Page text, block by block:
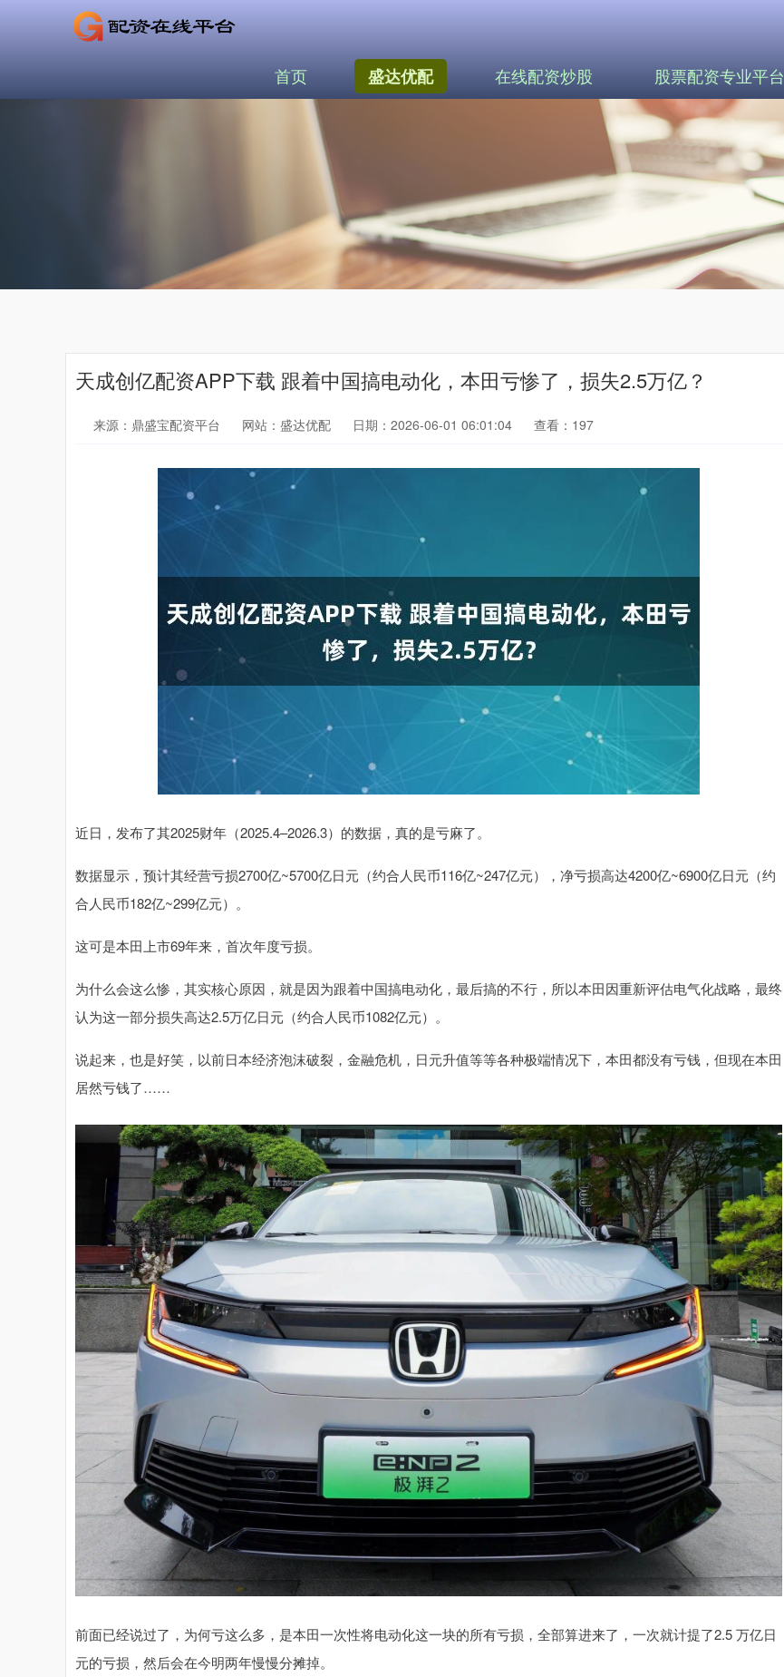
首页 盛达优配 在线配资炒股 股票配资专业平台
天成创亿配资APP下载 跟着中国搞电动化，本田亏惨了，损失2.5万亿？
来源：鼎盛宝配资平台 网站：盛达优配 日期：2026-06-01 06:01:04 查看：197
近日，发布了其2025财年（2025.4–2026.3）的数据，真的是亏麻了。
数据显示，预计其经营亏损2700亿~5700亿日元（约合人民币116亿~247亿元），净亏损高达4200亿~6900亿日元（约
合人民币182亿~299亿元）。
这可是本田上市69年来，首次年度亏损。
为什么会这么惨，其实核心原因，就是因为跟着中国搞电动化，最后搞的不行，所以本田因重新评估电气化战略，最终
认为这一部分损失高达2.5万亿日元（约合人民币1082亿元）。
说起来，也是好笑，以前日本经济泡沫破裂，金融危机，日元升值等等各种极端情况下，本田都没有亏钱，但现在本田
居然亏钱了……
前面已经说过了，为何亏这么多，是本田一次性将电动化这一块的所有亏损，全部算进来了，一次就计提了2.5 万亿日
元的亏损，然后会在今明两年慢慢分摊掉。